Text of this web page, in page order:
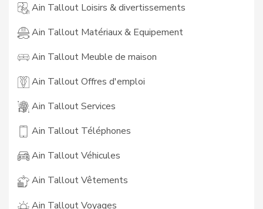
Ain Tallout Loisirs & divertissements
Ain Tallout Matériaux & Equipement
Ain Tallout Meuble de maison
Ain Tallout Offres d'emploi
Ain Tallout Services
Ain Tallout Téléphones
Ain Tallout Véhicules
Ain Tallout Vêtements
Ain Tallout Voyages